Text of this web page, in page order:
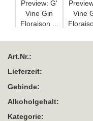
Art.Nr.:
Lieferzeit:
Gebinde:
Alkoholgehalt:
Kategorie: